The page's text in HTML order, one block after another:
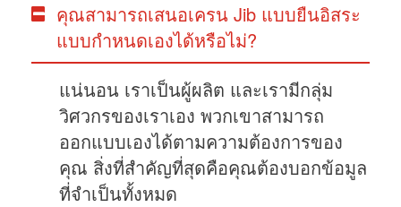
คุณสามารถเสนอเครน Jib แบบยืนอิสระ
แบบกำหนดเองได้หรือไม่?
แน่นอน เราเป็นผู้ผลิต และเรามีกลุ่ม
วิศวกรของเราเอง พวกเขาสามารถ
ออกแบบเองได้ตามความต้องการของ
คุณ สิ่งที่สำคัญที่สุดคือคุณต้องบอกข้อมูล
ที่จำเป็นทั้งหมด